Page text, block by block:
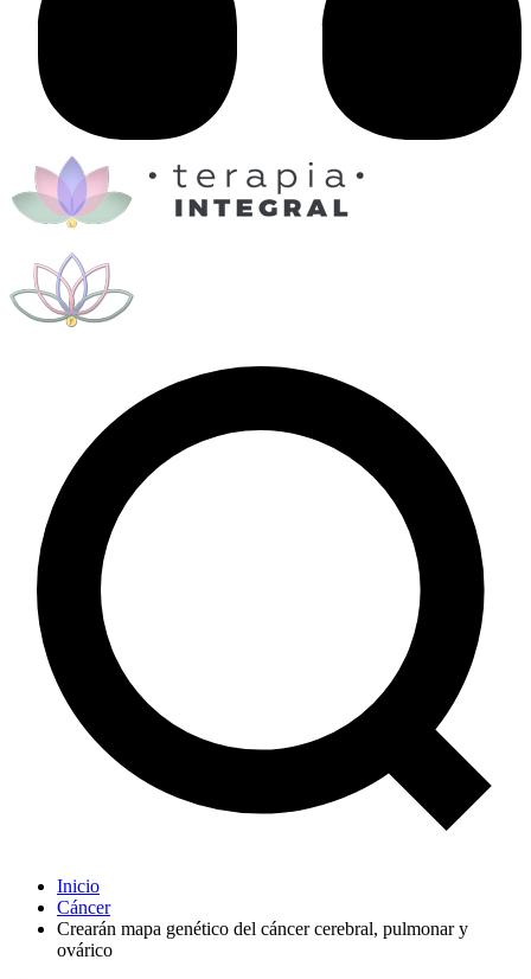
Inicio
Cáncer
Crearán mapa genético del cáncer cerebral, pulmonar y
ovárico